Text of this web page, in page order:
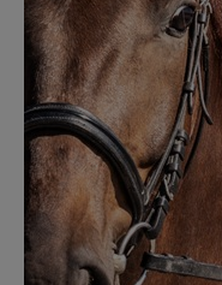
in een bedrijf met
jouw passie.
Je bent gek
leren